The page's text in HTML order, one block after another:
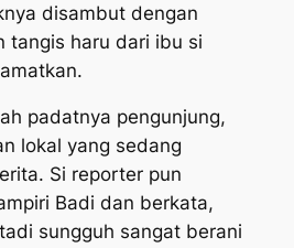
disambut dengan
tangis haru dari ibu si
padatnya pengunjung,
lokal yang sedang
Si reporter pun
Badi dan berkata,
sungguh sangat berani